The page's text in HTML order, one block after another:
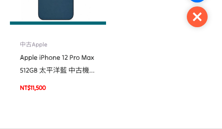
中古Apple
Apple iPhone 12 Pro Max
512GB 太平洋藍 中古機
二手機 福利機 #94679
NT$11,500
Close